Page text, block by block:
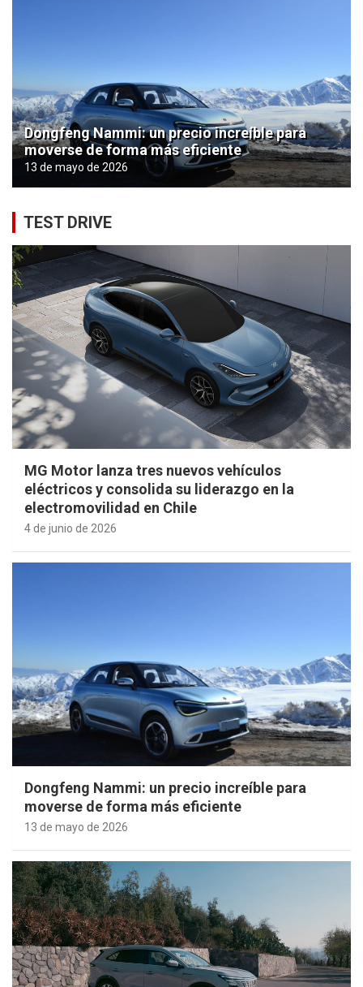
Dongfeng Nammi: un precio increíble para
moverse de forma más eficiente
13 de mayo de 2026
TEST DRIVE
MG Motor lanza tres nuevos vehículos
eléctricos y consolida su liderazgo en la
electromovilidad en Chile
4 de junio de 2026
Dongfeng Nammi: un precio increíble para
moverse de forma más eficiente
13 de mayo de 2026